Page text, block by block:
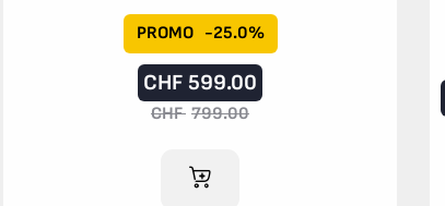
PROMO -25.0%
CHF 599.00
CHF 799.00
AJOUTER AU PANIER